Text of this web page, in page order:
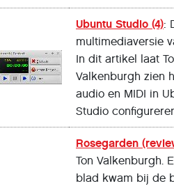
Ubuntu Studio (4):
multimediaversie
In dit artikel laat
Valkenburgh zien
audio en MIDI in
Studio
Rosegarden
Ton Valkenburgh.
blad kwam bij de